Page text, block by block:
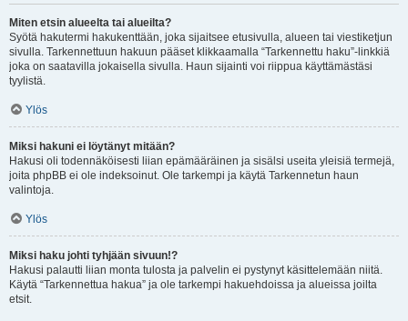
Miten etsin alueelta tai alueilta?
Syötä hakutermi hakukenttään, joka sijaitsee etusivulla, alueen tai viestiketjun
sivulla. Tarkennettuun hakuun pääset klikkaamalla “Tarkennettu haku”-linkkiä
joka on saatavilla jokaisella sivulla. Haun sijainti voi riippua käyttämästäsi
tyylistä.
Ylös
Miksi hakuni ei löytänyt mitään?
Hakusi oli todennäköisesti liian epämääräinen ja sisälsi useita yleisiä termejä,
joita phpBB ei ole indeksoinut. Ole tarkempi ja käytä Tarkennetun haun
valintoja.
Ylös
Miksi haku johti tyhjään sivuun!?
Hakusi palautti liian monta tulosta ja palvelin ei pystynyt käsittelemään niitä.
Käytä “Tarkennettua hakua” ja ole tarkempi hakuehdoissa ja alueissa joilta
etsit.